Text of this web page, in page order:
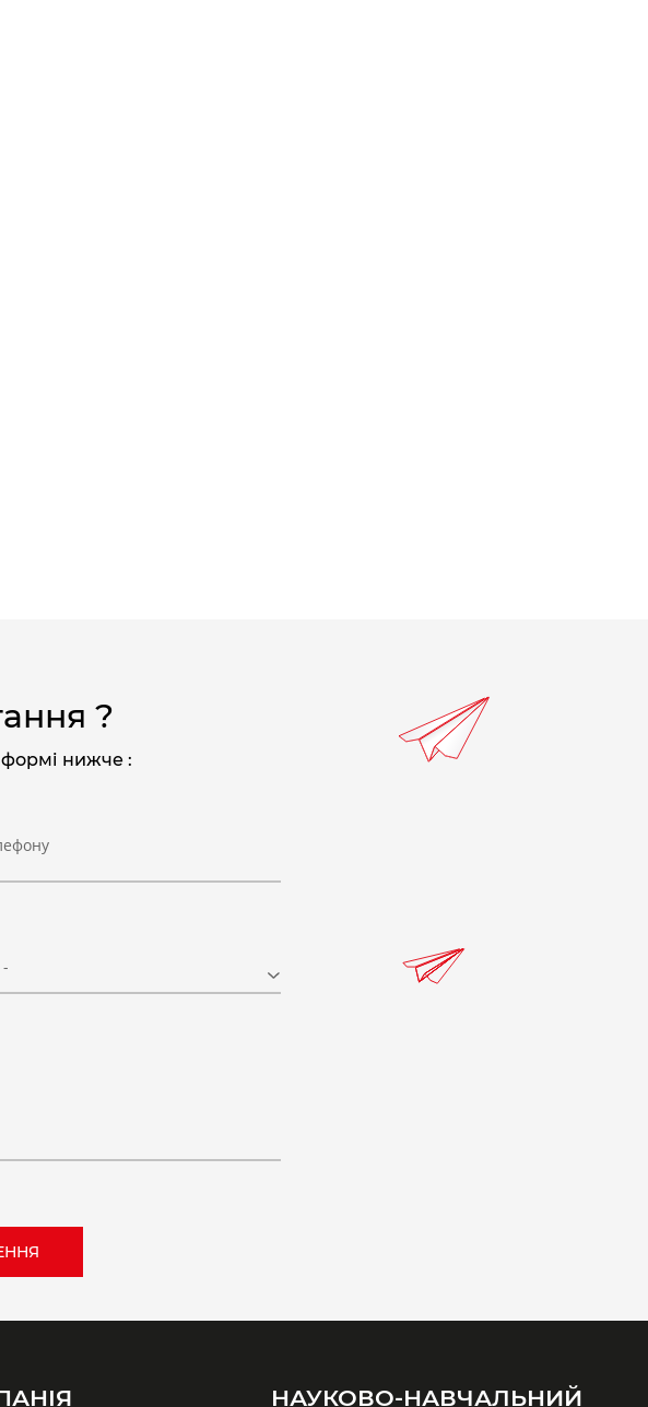
?
формі нижче :
НАУКОВО-НАВЧАЛЬНИЙ